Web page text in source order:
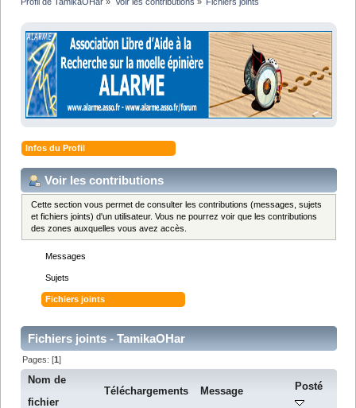
Infos du Profil
Voir les contributions
Cette section vous permet de consulter les contributions (messages, sujets
et fichiers joints) d'un utilisateur. Vous ne pourrez voir que les contributions
des zones auxquelles vous avez accès.
Messages
Sujets
Fichiers joints
Fichiers joints - TamikaOHar
Pages: [1]
Nom de
fichier
Téléchargements Message Posté